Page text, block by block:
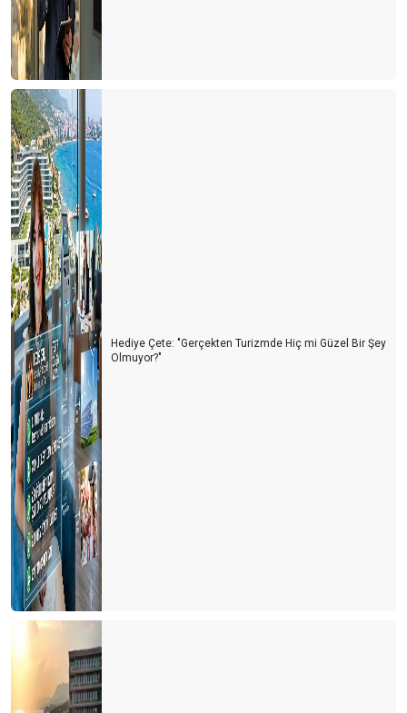
TURİST FABRİKASI: ÇİN
FRANSA 100 MİLYON TURİSTLE REKOR KIRDI
ALMANYA BOŞ YATAKLARI FUTBOLLA DOLDURACAK
İSPANYA BU SEZONU ZOR BİTİRİR
SEÇİMLERİN TURİZME YANSIMASI
BAYRAMDA YUNAN ADALARI MI? EGE & AKDENİZ SAHİLLERİ
Mİ?
ALMAN SEYAHAT ACENTALARI BİRLİĞİ (DRV) AÇIKLADI
Runtalya maratonu sadece bir koşu değil
1618 sayılı Seyahat Acentaları yasasındaki revizyon isteği haklı
bir taleptir
YILIN SON GÜNÜ YURT DIŞINDAN 82 UÇUŞ GERÇEKLEŞİYOR
İklim Direnci Vergisi’ ile turizmden kapatmaya çalışıyor
GÜVEN FİYATTAN ÖNEMLİ, SAVAŞLAR SEZONU BELİRLEYECEK
TATİL 2024’ TE DAHA UCUZ OLMAYACAK
ANTALYA’DA YILIN SÜRPRİZİ POLONYA, KAZANANI SİDE ,
GÖZDESİ GURBETÇİLER OLDU
AVRUPA PAZARI UMUTLU, BDT TEPKİLİ, ARAP PAZARI
TEMKİNLİ…
RUSLAR BU YIL NEREYE GİTTİLER?
SEZONU BÖYLE UZATIYORUZ
TEŞEKKÜRLER
Hediye Çete: "Gerçekten Turizmde Hiç mi Güzel Bir Şey
Olmuyor?"